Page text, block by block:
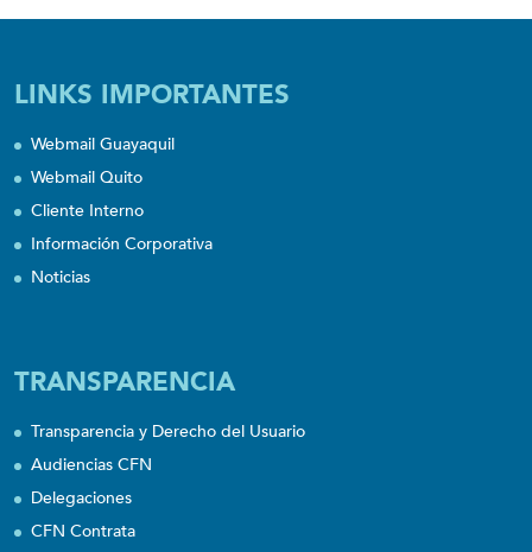
LINKS IMPORTANTES
Webmail Guayaquil
Webmail Quito
Cliente Interno
Información Corporativa
Noticias
TRANSPARENCIA
Transparencia y Derecho del Usuario
Audiencias CFN
Delegaciones
CFN Contrata